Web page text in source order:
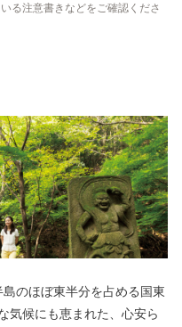
る注意書きなどをご確認くださ
のほぼ東半分を占める国東
気候にも恵まれた、心安ら